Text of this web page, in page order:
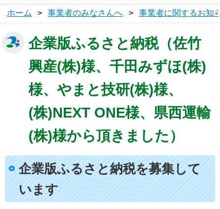
ホーム > 事業者のみなさんへ > 事業者に関するお知
企業版ふるさと納税（佐竹
興産(株)様、千田みずほ(株)
様、やまと技研(株)様、
(株)NEXT ONE様、県西運輸
(株)様から頂きました）
企業版ふるさと納税を募集して
います